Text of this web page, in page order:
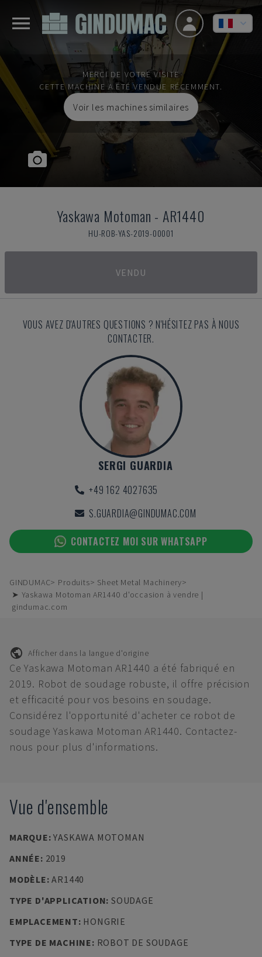
MERCI DE VOTRE VISITE
CETTE MACHINE A ÉTÉ VENDUE RÉCEMMENT.
Voir les machines similaires
Yaskawa Motoman - AR1440
HU-ROB-YAS-2019-00001
VENDU
VOUS AVEZ D'AUTRES QUESTIONS ? N'HÉSITEZ PAS À NOUS
CONTACTER.
SERGI GUARDIA
+49 162 4027635
S.GUARDIA@GINDUMAC.COM
CONTACTEZ MOI SUR WHATSAPP
GINDUMAC Produits
Sheet Metal Machinery
➤ Yaskawa Motoman AR1440 d'occasion à vendre |
gindumac.com
Afficher dans la langue d'origine
Ce Yaskawa Motoman AR1440 a été fabriqué en
2019. Robot de soudage robuste, il offre précision
et efficacité pour vos besoins en soudage.
Considérez l'opportunité d'acheter ce robot de
soudage Yaskawa Motoman AR1440. Contactez-
nous pour plus d'informations.
Vue d'ensemble
MARQUE:YASKAWA MOTOMAN
ANNÉE: 2019
MODÈLE:AR1440
TYPE D'APPLICATION: SOUDAGE
EMPLACEMENT: HONGRIE
TYPE DE MACHINE: ROBOT DE SOUDAGE